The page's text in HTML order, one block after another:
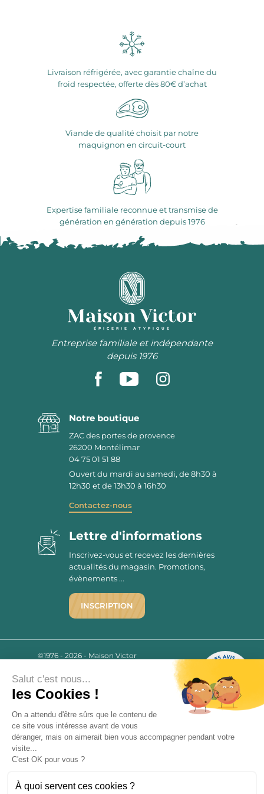
Livraison réfrigérée, avec garantie chaîne du
froid respectée, offerte dès 80€ d’achat
Viande de qualité choisit par notre
maquignon en circuit-court
Expertise familiale reconnue et transmise de
génération en génération depuis 1976
ÉPICERIE ATYPIQUE
Entreprise familiale et indépendante
depuis 1976
Notre boutique
ZAC des portes de provence
26200 Montélimar
04 75 01 51 88
Ouvert du mardi au samedi, de 8h30 à
12h30 et de 13h30 à 16h30
Contactez-nous
2780 AVIS
9.7/10
Lettre d'informations
Inscrivez-vous et recevez les dernières
actualités du magasin. Promotions,
évènements ...
INSCRIPTION
©1976 - 2026 - Maison Victor
Mentions légales
C.G.V.
Politique de confidentialité
FAQ
Livraisons
Salut c'est nous...
les Cookies !
On a attendu d'être sûrs que le contenu de
ce site vous intéresse avant de vous
déranger, mais on aimerait bien vous accompagner pendant votre
visite...
C'est OK pour vous ?
À quoi servent ces cookies ?